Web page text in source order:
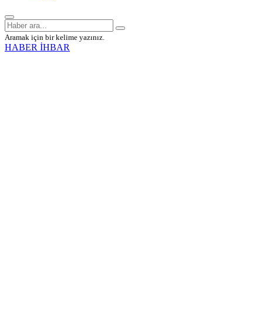
Aramak için bir kelime yazınız.
HABER İHBAR